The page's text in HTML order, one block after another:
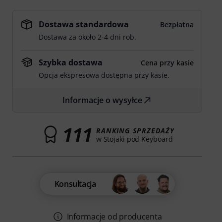
Dostawa standardowa
Bezpłatna
Dostawa za około 2-4 dni rob.
Szybka dostawa
Cena przy kasie
Opcja ekspresowa dostępna przy kasie.
Informacje o wysyłce
111 RANKING SPRZEDAŻY
w Stojaki pod Keyboard
Konsultacja
Informacje od producenta